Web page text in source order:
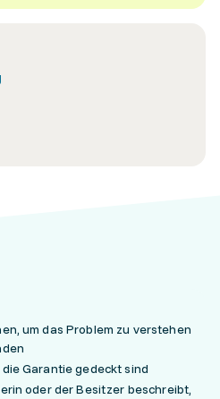
um das Problem zu verstehen
Garantie gedeckt sind
oder der Besitzer beschreibt,